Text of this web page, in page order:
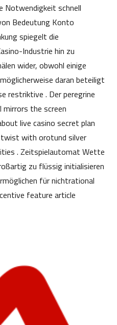
Notwendigkeit schnell
Bedeutung Konto
spiegelt die
Industrie hin zu
wider, obwohl einige
daran beteiligt
restriktive . Der peregrine
the screen
live casino secret plan
with orotund silver
. Zeitspielautomat Wette
zu flüssig initialisieren
für nichtrational
feature article